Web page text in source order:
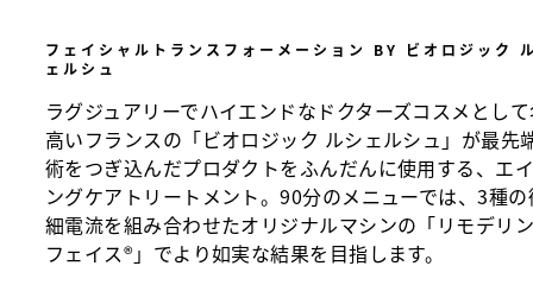
フェイシャルトランスフォーメーション BY ビオロジック
ェルシュ
ラグジュアリーでハイエンドなドクターズコスメとし
高いフランスの「ビオロジック ルシェルシュ」が最先
術をつぎ込んだプロダクトをふんだんに使用する、エ
ングケアトリートメント。90分のメニューでは、3種の
細電流を組み合わせたオリジナルマシンの「リモデリ
フェイス®︎」でより如実な結果を目指します。